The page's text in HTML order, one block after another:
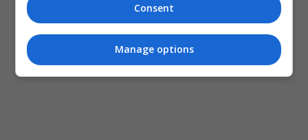
Consent
Manage options